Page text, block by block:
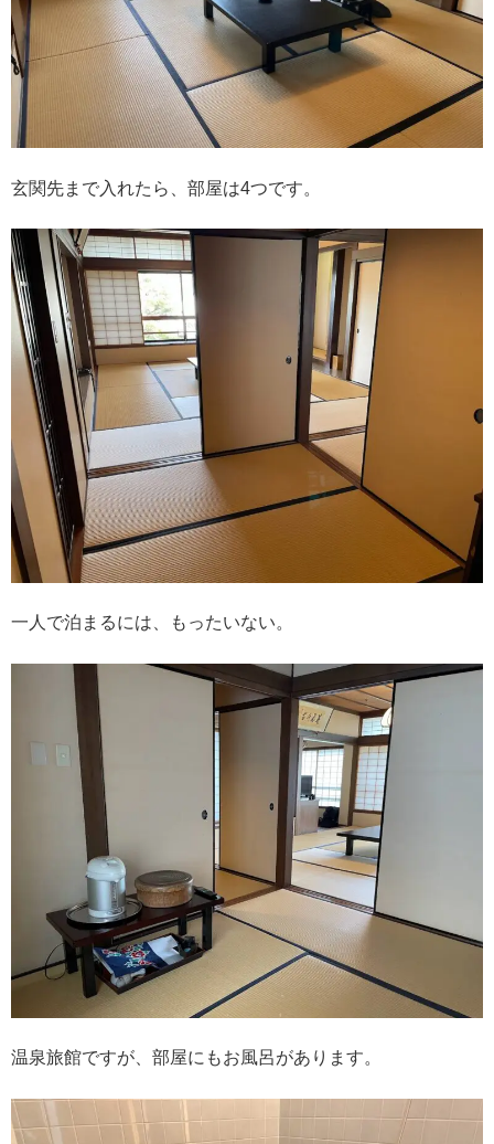
玄関先まで入れたら、部屋は4つです。
一人で泊まるには、もったいない。
温泉旅館ですが、部屋にもお風呂があります。